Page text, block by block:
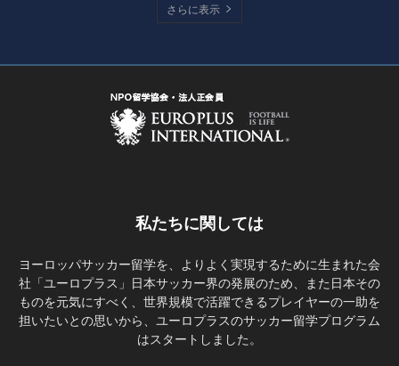
さらに表示
私たちに関しては
ヨーロッパサッカー留学を、よりよく実現するために生まれた会
社「ユーロプラス」日本サッカー界の発展のため、また日本その
ものを元気にすべく、世界規模で活躍できるプレイヤーの一助を
担いたいとの思いから、ユーロプラスのサッカー留学プログラム
はスタートしました。